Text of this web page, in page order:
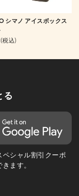
シマノ アイスボックス
税込)
る
シャル割引クーポ
ます。